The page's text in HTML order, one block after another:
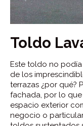
Toldo
Este toldo no
de los
terrazas ¿por qué?
fachada, por lo
espacio exterior
negocio o